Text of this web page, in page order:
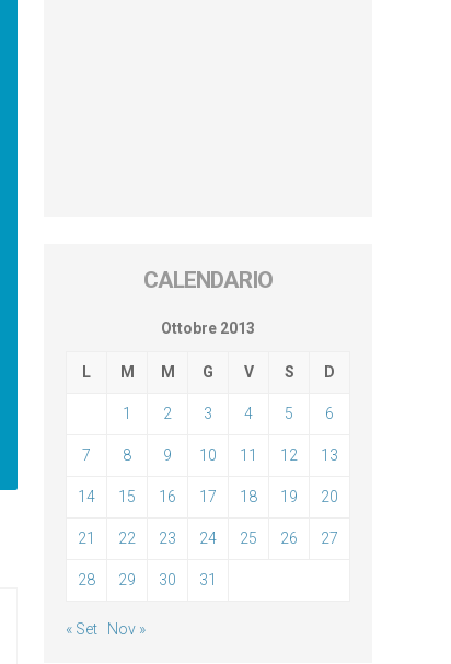
CALENDARIO
Ottobre 2013
L M M G V S D
1 2 3 4 5 6
7 8 9 10 11 12 13
14 15 16 17 18 19 20
21 22 23 24 25 26 27
28 29 30 31
« Set Nov »